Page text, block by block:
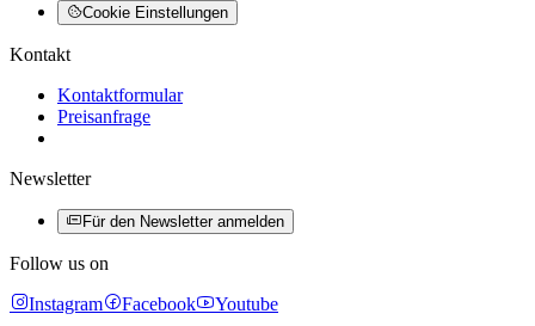
Cookie Einstellungen
Kontakt
Kontaktformular
Preisanfrage
Newsletter
Für den Newsletter anmelden
Follow us on
Instagram
Facebook Youtube